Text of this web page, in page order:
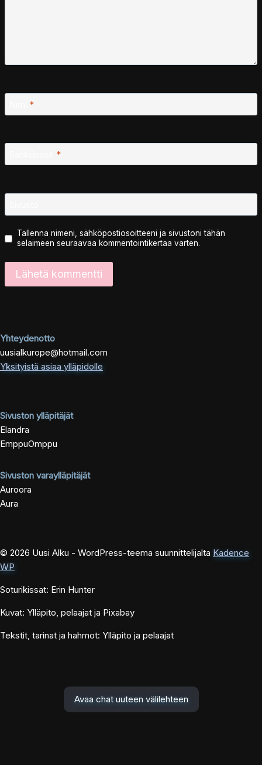
*
*
Tallenna nimeni, sähköpostiosoitteeni ja sivustoni tähän
selaimeen seuraavaa kommentointikertaa varten.
Yhteydenotto
uusialkurope@hotmail.com
Yksityistä asiaa ylläpidolle
Sivuston ylläpitäjät
Elandra
EmppuOmppu
Sivuston varaylläpitäjät
Auroora
Aura
© 2026 Uusi Alku - WordPress-teema suunnittelijalta Kadence
WP
Soturikissat: Erin Hunter
Kuvat: Ylläpito, pelaajat ja Pixabay
Tekstit, tarinat ja hahmot: Ylläpito ja pelaajat
Avaa chat uuteen välilehteen